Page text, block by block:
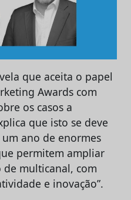
que aceita o papel
Awards com
os casos a
que isto se deve
ano de enormes
permitem ampliar
de multicanal, com
e inovação”.